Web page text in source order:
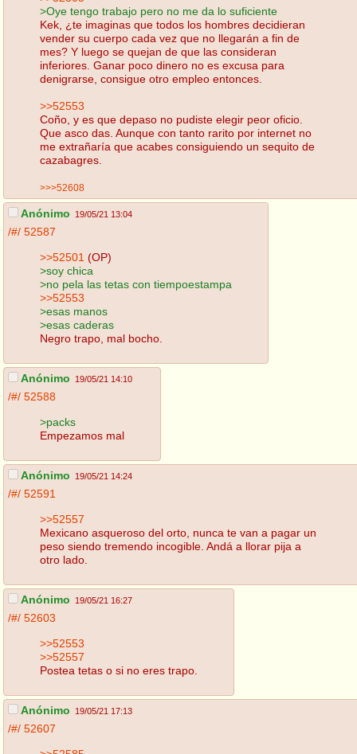
>Oye tengo trabajo pero no me da lo suficiente
Kek, ¿te imaginas que todos los hombres decidieran
vender su cuerpo cada vez que no llegarán a fin de
mes? Y luego se quejan de que las consideran
inferiores. Ganar poco dinero no es excusa para
denigrarse, consigue otro empleo entonces.
>>52553
Coño, y es que depaso no pudiste elegir peor oficio.
Que asco das. Aunque con tanto rarito por internet no
me extrañaría que acabes consiguiendo un sequito de
cazabagres.
>>>52608
Anónimo 19/05/21 13:04
/#/ 52587
>>52501 (OP)
>soy chica
>no pela las tetas con tiempoestampa
>>52553
>esas manos
>esas caderas
Negro trapo, mal bocho.
Anónimo 19/05/21 14:10
/#/ 52588
>packs
Empezamos mal
Anónimo 19/05/21 14:24
/#/ 52591
>>52557
Mexicano asqueroso del orto, nunca te van a pagar un
peso siendo tremendo incogible. Andá a llorar pija a
otro lado.
Anónimo 19/05/21 16:27
/#/ 52603
>>52553
>>52557
Postea tetas o si no eres trapo.
Anónimo 19/05/21 17:13
/#/ 52607